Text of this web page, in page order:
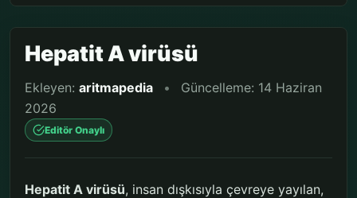
Hepatit A virüsü
Ekleyen: aritmapedia •
Güncelleme: 14 Haziran
2026
Editör Onaylı
Hepatit A virüsü, insan dışkısıyla çevreye yayılan,